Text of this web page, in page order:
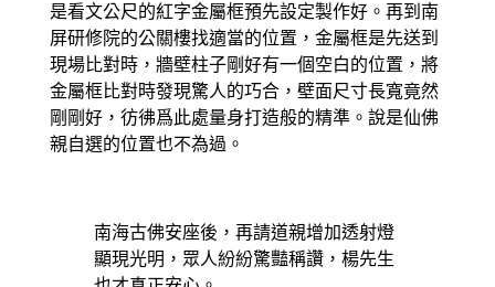
是看文公尺的紅字金屬框預先設定製作好。再到南
屏研修院的公關樓找適當的位置，金屬框是先送到
現場比對時，牆壁柱子剛好有一個空白的位置，將
金屬框比對時發現驚人的巧合，壁面尺寸長寬竟然
剛剛好，彷彿爲此處量身打造般的精準。說是仙佛
親自選的位置也不為過。
南海古佛安座後，再請道親增加透射燈
顯現光明，眾人紛紛驚豔稱讚，楊先生